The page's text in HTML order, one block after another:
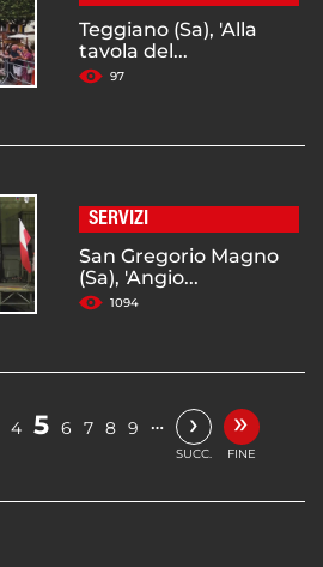
Teggiano (Sa), 'Alla
tavola del...
97
SERVIZI
San Gregorio Magno
(Sa), 'Angio...
1094
4 5 6 7 8 9 … ›
SUCC.
»
FINE